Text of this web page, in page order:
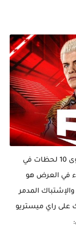
نشرت قناة WWE على اليوتيوب فيديو لأقوى 10 لحظات في
أبرز ما جاء في العرض هو
المدمر
على راي ميستريو